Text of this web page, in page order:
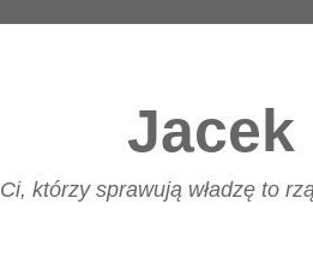
Ci, którzy sprawują władzę to